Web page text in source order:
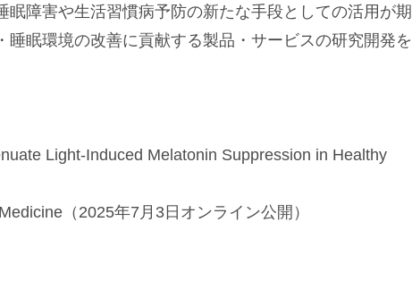
障害や生活習慣病予防の新たな手段としての活用が期
眠環境の改善に貢献する製品・サービスの研究開発を
Light-Induced Melatonin Suppression in Healthy
（2025年7月3日オンライン公開）